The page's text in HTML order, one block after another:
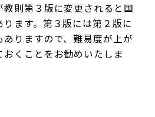
則第３版に変更されると国
ます。第３版には第２版に
りますので、難易度が上が
くことをお勧めいたしま